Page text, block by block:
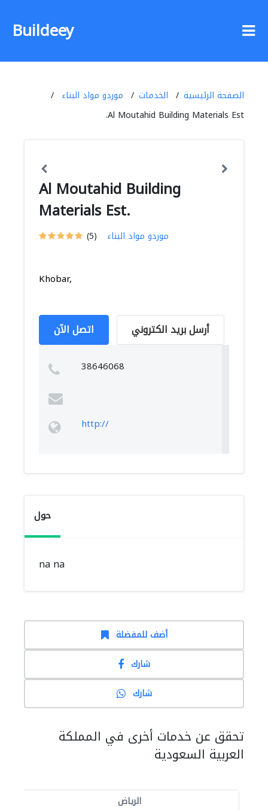
Buildeey
الصفحة الرئيسية الخدمات
موردو مواد البناء
Al Moutahid Building Materials Est.
Al Moutahid Building
Materials Est.
(5) موردو مواد البناء
Khobar,
اتصل الآن أرسل بريد الكتروني
38646068
http://
حول
na na
أضف للمفضلة
شارك
شارك
تحقق عن خدمات أخرى في المملكة
العربية السعودية
الرياض